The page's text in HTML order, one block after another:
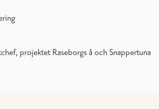
projektet Raseborgs å och Snappertuna